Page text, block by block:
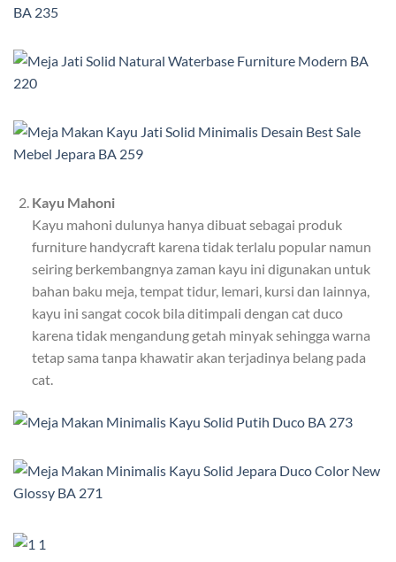
Kayu Mahoni
Kayu mahoni dulunya hanya dibuat sebagai produk
furniture handycraft karena tidak terlalu popular namun
seiring berkembangnya zaman kayu ini digunakan untuk
bahan baku meja, tempat tidur, lemari, kursi dan lainnya,
kayu ini sangat cocok bila ditimpali dengan cat duco
karena tidak mengandung getah minyak sehingga warna
tetap sama tanpa khawatir akan terjadinya belang pada
cat.